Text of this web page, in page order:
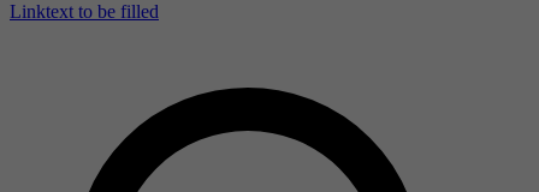
Linktext to be filled